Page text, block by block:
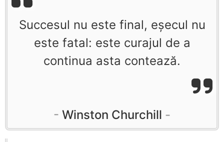
Succesul nu este final, eșecul nu
este fatal: este curajul de a
continua asta contează.
Winston Churchill